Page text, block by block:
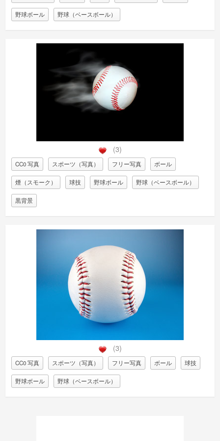
野球ボール 野球（ベースボール）
(3)
CC0 写真 スポーツ（写真） フリー写真 ボール
煙（スモーク） 球技 野球ボール 野球（ベースボール）
黒背景
(3)
CC0 写真 スポーツ（写真） フリー写真 ボール 球技
野球ボール 野球（ベースボール）